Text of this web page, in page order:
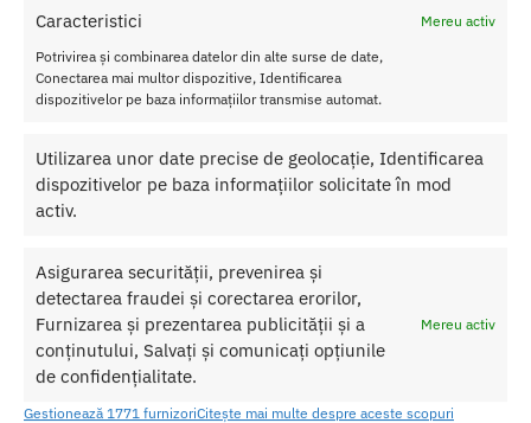
Caracteristici
Mereu activ
Potrivirea și combinarea datelor din alte surse de date,
Conectarea mai multor dispozitive, Identificarea
dispozitivelor pe baza informațiilor transmise automat.
Utilizarea unor date precise de geolocație, Identificarea
dispozitivelor pe baza informațiilor solicitate în mod
activ.
Asigurarea securității, prevenirea și
detectarea fraudei și corectarea erorilor,
Furnizarea și prezentarea publicității și a
conținutului, Salvați și comunicați opțiunile
de confidențialitate.
Mereu activ
Gestionează 1771 furnizoriCitește mai multe despre aceste scopuri
Lungime inserabila: 15 cm
Diametru ventuza: 7.5 cm
Diametru varf: 2.5 cm
Pentru o utilizare mai usoara utilizati un lubrifiant pe baza de apa.
toycleaner.
SKU: 657447099090
Categorii: DILDO
Etichetă: Dildo curcubeu cu ventuza Colours Pride Edition NS